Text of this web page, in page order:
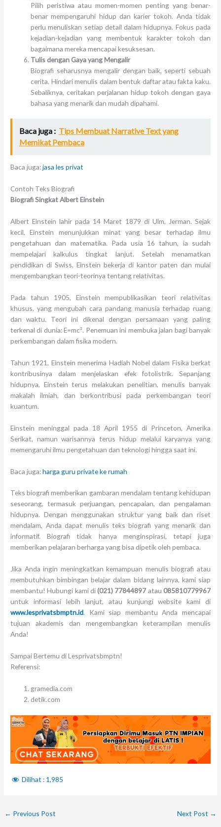
Pilih peristiwa atau momen-momen penting yang benar-
benar mempengaruhi hidup dan karier tokoh. Anda tidak
perlu menuliskan setiap detail dalam hidupnya. Fokus pada
kejadian-kejadian yang membentuk karakter tokoh dan
bagaimana mereka mencapai kesuksesan.
Tulis dengan Gaya yang Mengalir
Biografi seharusnya mengalir dengan baik, seperti sebuah
cerita. Hindari menulis dalam bentuk daftar atau fakta kaku.
Sebaliknya, ceritakan perjalanan hidup tokoh dengan gaya
bahasa yang menarik dan mudah dipahami.
Baca juga : Tips Membuat Narrative Text yang
Memikat Pembaca
Baca juga:jasa les privat
Contoh Teks Biografi
Biografi Singkat Albert Einstein
Albert Einstein lahir pada 14 Maret 1879 di Ulm, Jerman. Sejak
kecil, Einstein menunjukkan minat yang besar terhadap ilmu
pengetahuan dan matematika. Pada usia 16 tahun, ia sudah
mempelajari kalkulus tingkat lanjut. Setelah menamatkan
pendidikan di Swiss, Einstein bekerja di kantor paten dan mulai
mengembangkan teori-teorinya tentang relativitas.
Pada tahun 1905, Einstein mempublikasikan teori relativitas
khusus, yang mengubah cara pandang manusia terhadap ruang
dan waktu. Teori ini dikenal dengan persamaan yang paling
terkenal di dunia: E=mc². Penemuan ini membuka jalan bagi banyak
perkembangan dalam fisika modern.
Tahun 1921, Einstein menerima Hadiah Nobel dalam Fisika berkat
kontribusinya dalam menjelaskan efek fotolistrik. Sepanjang
hidupnya, Einstein terus melakukan penelitian, menulis banyak
makalah ilmiah, dan berkontribusi pada perkembangan teori
kuantum.
Einstein meninggal pada 18 April 1955 di Princeton, Amerika
Serikat, namun warisannya terus hidup melalui karyanya yang
memengaruhi ilmu pengetahuan dan teknologi hingga saat ini.
Baca juga:harga guru private ke rumah
Teks biografi memberikan gambaran mendalam tentang kehidupan
seseorang, termasuk perjuangan, pencapaian, dan pengalaman
hidupnya. Dengan menggunakan struktur yang baik dan riset
mendalam, Anda dapat menulis teks biografi yang menarik dan
informatif. Biografi tidak hanya menginspirasi, tetapi juga
memberikan pelajaran berharga yang bisa dipetik oleh pembaca.
Jika Anda ingin meningkatkan kemampuan menulis biografi atau
membutuhkan bimbingan belajar dalam bidang lainnya, kami siap
membantu! Hubungi kami di(021) 77844897 atau 085810779967
untuk informasi lebih lanjut, atau kunjungi website kami di
www.lesprivatsbmptn.id. Kami siap membantu Anda mencapai
tujuan akademis dan mengembangkan keterampilan menulis
Anda!
Sampai Bertemu di Lesprivatsbmptn!
Referensi:
gramedia.com
detik.com
Dilihat : 1,985
← Previous Post Next Post →